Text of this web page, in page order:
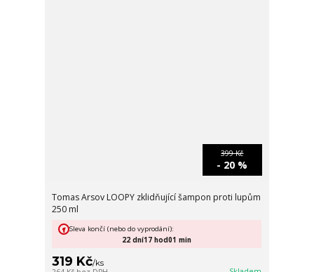
399 Kč
- 20 %
Tomas Arsov LOOPY zklidňující šampon proti lupům
250 ml
319 Kč/ks
Sleva končí (nebo do vyprodání):
22 dní17 hod01 min